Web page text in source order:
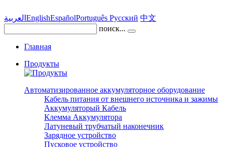
العربية EnglishEspañolPortuguês Pусский 中文
поиск...
Главная
Продукты
Автоматизированное аккумуляторное оборудование
Кабель питания от внешнего источника и зажимы
Аккумуляторый Кабель
Клемма Аккумулятора
Латуневый трубчатый наконечник
Зарядное устройство
Пусковое устройство